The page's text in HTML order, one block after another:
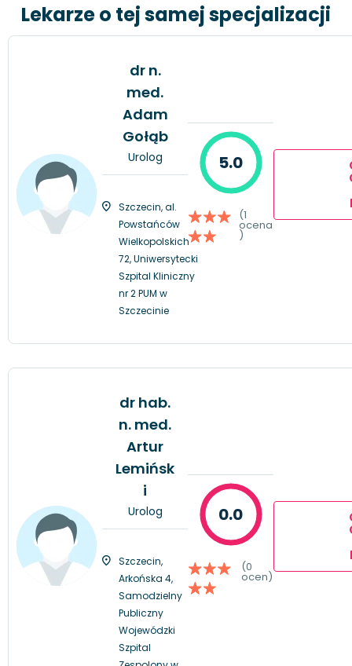
Lekarze o tej samej specjalizacji
dr n.
med.
Adam
Gołąb
Urolog
Szczecin, al.
Powstańców
Wielkopolskich
72, Uniwersytecki
Szpital Kliniczny
nr 2 PUM w
Szczecinie
5.0
(1
ocena
)
dr hab.
n. med.
Artur
Lemińsk
i
Urolog
Szczecin,
Arkońska 4,
Samodzielny
Publiczny
Wojewódzki
Szpital
0.0
(0
ocen)